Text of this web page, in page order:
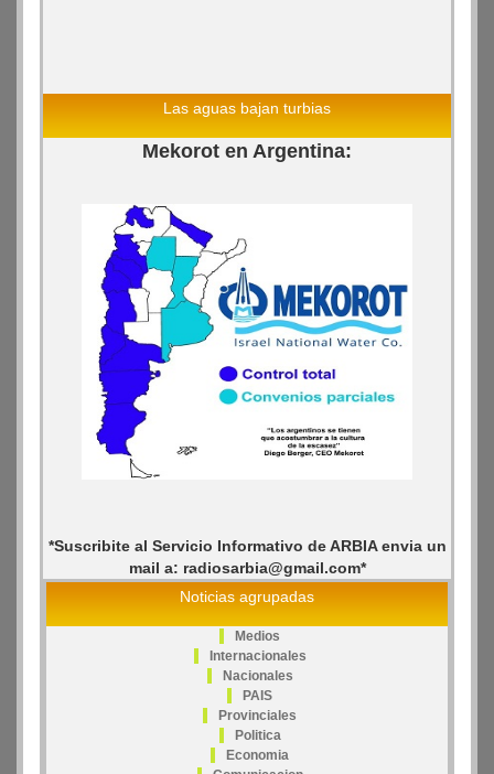
Las aguas bajan turbias
Mekorot en Argentina:
*Suscribite al Servicio Informativo de ARBIA envia un
mail a: radiosarbia@gmail.com*
Noticias agrupadas
Medios
Internacionales
Nacionales
PAIS
Provinciales
Politica
Economia